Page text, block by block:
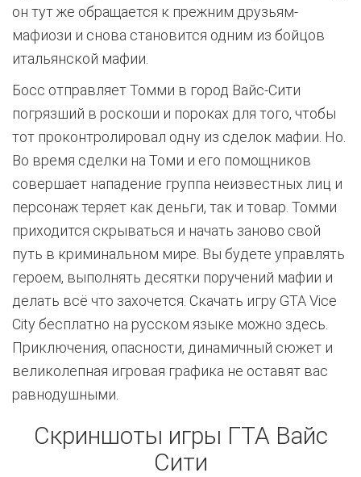
он тут же обращается к прежним друзьям-
мафиози и снова становится одним из бойцов
итальянской мафии.
Босс отправляет Томми в город Вайс-Сити
погрязший в роскоши и пороках для того, чтобы
тот проконтролировал одну из сделок мафии. Но.
Во время сделки на Томи и его помощников
совершает нападение группа неизвестных лиц и
персонаж теряет как деньги, так и товар. Томми
приходится скрываться и начать заново свой
путь в криминальном мире. Вы будете управлять
героем, выполнять десятки поручений мафии и
делать всё что захочется. Скачать игру GTA Vice
City бесплатно на русском языке можно здесь.
Приключения, опасности, динамичный сюжет и
великолепная игровая графика не оставят вас
равнодушными.
Скриншоты игры ГТА Вайс
Сити